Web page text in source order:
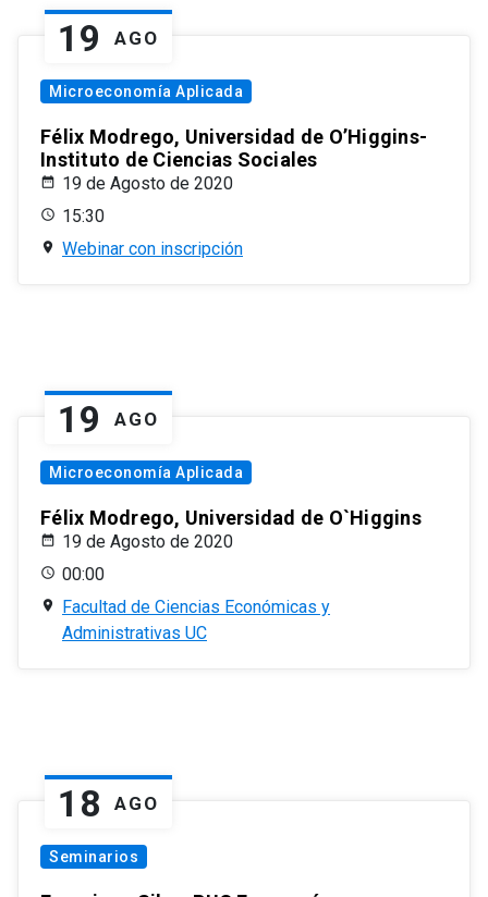
19 AGO
Microeconomía Aplicada
Félix Modrego, Universidad de O’Higgins-
Instituto de Ciencias Sociales
19 de Agosto de 2020
15:30
Webinar con inscripción
19 AGO
Microeconomía Aplicada
Félix Modrego, Universidad de O`Higgins
19 de Agosto de 2020
00:00
Facultad de Ciencias Económicas y
Administrativas UC
18 AGO
Seminarios